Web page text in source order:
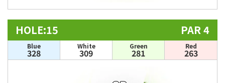
HOLE:15 PAR 4
Blue
328
White
309
Green
281
Red
263